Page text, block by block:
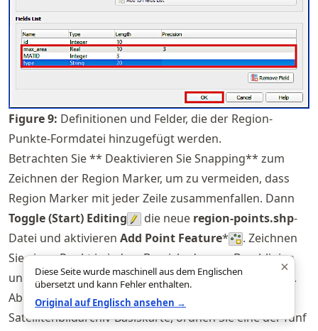
Figure9: Definitionen und Felder, die der Region-
Punkte-Formdatei hinzugefügt werden.
Betrachten Sie ** Deaktivieren Sie Snapping** zum
Zeichnen der Region Marker, um zu vermeiden, dass
Region Marker mit jeder Zeile zusammenfallen. Dann
Toggle (Start) Editing
die neue region-points.shp-
Datei und aktivieren Add Point Feature*
. Zeichnen
Sie einen Punkt in jedem Bereich, der von Bruchlinien
und (flüssigen) Begrenzungslinien eingeschlossen ist.
Abhängig vom scheinbaren Flächentyp aus der
Satellitenbildarchiv-Basiskarte, ordnen Sie eine der fünf
×
Diese Seite wurde maschinell aus dem Englischen
übersetzt und kann Fehler enthalten.
Original auf Englisch ansehen →